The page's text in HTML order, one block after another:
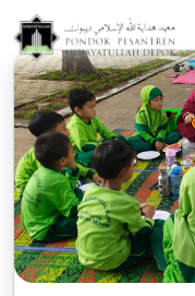
greenberggrossllp.com